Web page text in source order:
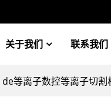
关于我们 联系我们
等离子数控等离子切割